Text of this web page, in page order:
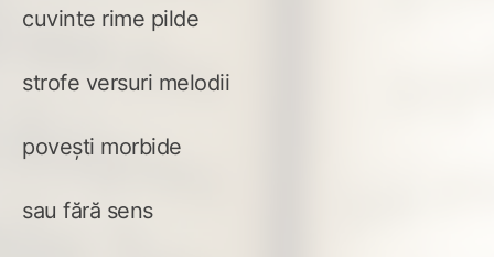
cuvinte rime pilde
strofe versuri melodii
povești morbide
sau fără sens